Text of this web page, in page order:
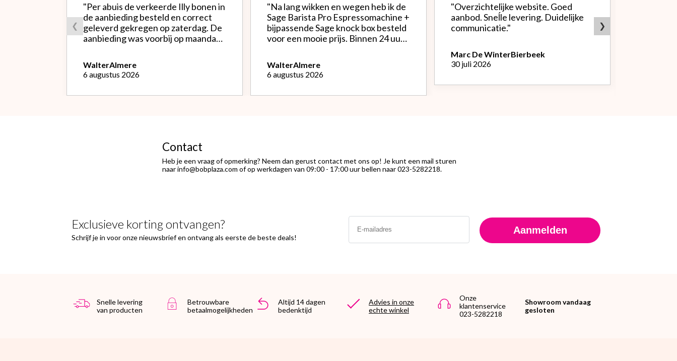
❮
"Per abuis de verkeerde Illy bonen in
de aanbieding besteld en correct
geleverd gekregen op zaterdag. De
aanbieding was voorbij op maandag
soort. Telefonisch gevraagd of ze
geruild konden worden voor de
logisch) de betaling terug
WalterAlmere
6 augustus 2026
"Na lang wikken en wegen heb ik de
Sage Barista Pro Espressomachine +
bijpassende Sage knock box besteld
voor een mooie prijs. Binnen 24 uur
instellen bonenmolen heb ik van de
eerste kopjes uitstekende espresso
WalterAlmere
6 augustus 2026
"Overzichtelijke website. Goed
aanbod. Sneĺle levering. Duidelijke
communicatie."
Marc De WinterBierbeek
30 juli 2026
❯
Contact
Heb je een vraag of opmerking? Neem dan gerust contact met ons op! Je kunt een mail sturen
naar info@bobplaza.com of op werkdagen van 09:00 - 17:00 uur bellen naar 023-5282218.
Exclusieve korting ontvangen?
Schrijf je in voor onze nieuwsbrief en ontvang als eerste de beste deals!
Email
Aanmelden
Snelle levering
van producten
Betrouwbare
betaalmogelijkheden
Altijd 14 dagen
bedenktijd
Advies in onze
echte winkel
Onze
klantenservice
023-5282218
Showroom vandaag
gesloten